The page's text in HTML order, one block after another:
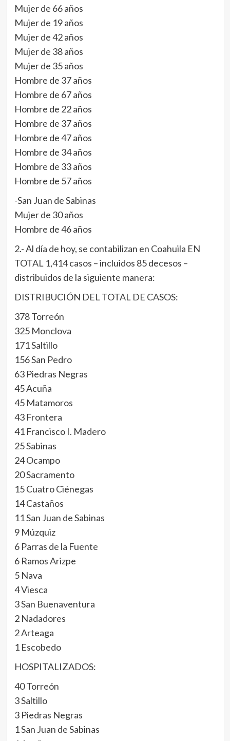
Mujer de 66 años
Mujer de 19 años
Mujer de 42 años
Mujer de 38 años
Mujer de 35 años
Hombre de 37 años
Hombre de 67 años
Hombre de 22 años
Hombre de 37 años
Hombre de 47 años
Hombre de 34 años
Hombre de 33 años
Hombre de 57 años
-San Juan de Sabinas
Mujer de 30 años
Hombre de 46 años
2.- Al día de hoy, se contabilizan en Coahuila EN
TOTAL 1,414 casos – incluidos 85 decesos –
distribuidos de la siguiente manera:
DISTRIBUCIÓN DEL TOTAL DE CASOS:
378 Torreón
325 Monclova
171 Saltillo
156 San Pedro
63 Piedras Negras
45 Acuña
45 Matamoros
43 Frontera
41 Francisco I. Madero
25 Sabinas
24 Ocampo
20 Sacramento
15 Cuatro Ciénegas
14 Castaños
11 San Juan de Sabinas
9 Múzquiz
6 Parras de la Fuente
6 Ramos Arizpe
5 Nava
4 Viesca
3 San Buenaventura
2 Nadadores
2 Arteaga
1 Escobedo
HOSPITALIZADOS:
40 Torreón
3 Saltillo
3 Piedras Negras
1 San Juan de Sabinas